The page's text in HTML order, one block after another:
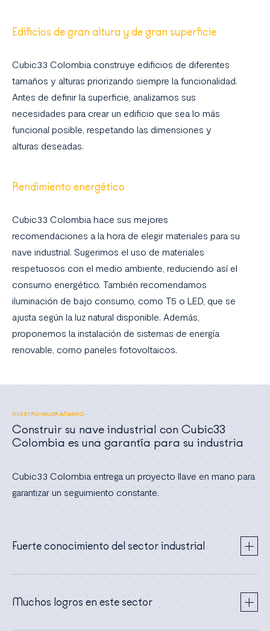
Edificios de gran altura y de gran superficie
Cubic33 Colombia construye edificios de diferentes
tamaños y alturas priorizando siempre la funcionalidad.
Antes de definir la superficie, analizamos sus
necesidades para crear un edificio que sea lo más
funcional posible, respetando las dimensiones y
alturas deseadas.
Rendimiento energético
Cubic33 Colombia hace sus mejores
recomendaciones a la hora de elegir materiales para su
nave industrial. Sugerimos el uso de materiales
respetuosos con el medio ambiente, reduciendo así el
consumo energético. También recomendamos
iluminación de bajo consumo, como T5 o LED, que se
ajusta según la luz natural disponible. Además,
proponemos la instalación de sistemas de energía
renovable, como paneles fotovoltaicos.
NUESTRO VALOR AÑADIDO
Construir su nave industrial con Cubic33
Colombia es una garantía para su industria
Cubic33 Colombia entrega un proyecto llave en mano para
garantizar un seguimiento constante.
Fuerte conocimiento del sector industrial
Muchos logros en este sector